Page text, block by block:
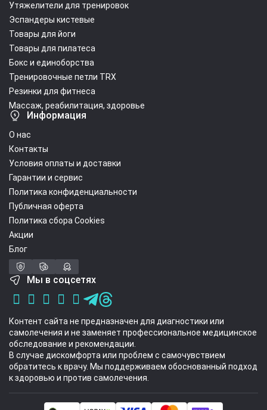
Утяжелители для тренировок
Эспандеры кистевые
Товары для йоги
Товары для пилатеса
Бокс и единоборства
Тренировочные петли TRX
Резинки для фитнеса
Массаж, реабилитация, здоровье
Информация
О нас
Контакты
Условия оплаты и доставки
Гарантии и сервис
Политика конфиденциальности
Публичная оферта
Политика сбора Cookies
Акции
Блог
Мы в соцсетях
Контент сайта не предназначен для диагностики или
самолечения и не заменяет профессиональное медицинское
обследование и рекомендации.
В случае дискомфорта или проблем с самочувствием
обратитесь к врачу. Мы поддерживаем обоснованный подход
к здоровью и против самолечения.